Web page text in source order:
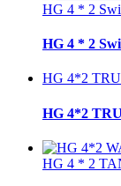
HG 4 * 2
HG 4 * 2
HG 4*2
HG 4*2
HG 4 * 2